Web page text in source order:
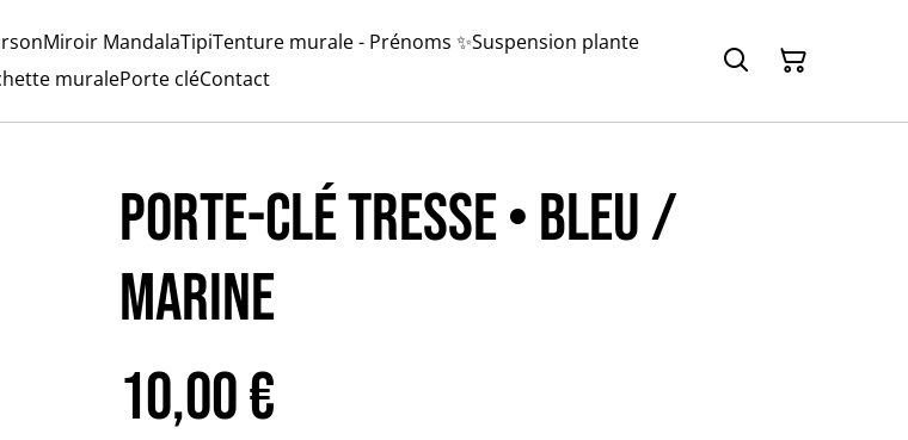
Miroir MandalaTipiTenture murale - Prénoms ✨Suspension plante
muralePorte cléContact
Porte-clé tresse • Bleu /
Marine
10,00 €